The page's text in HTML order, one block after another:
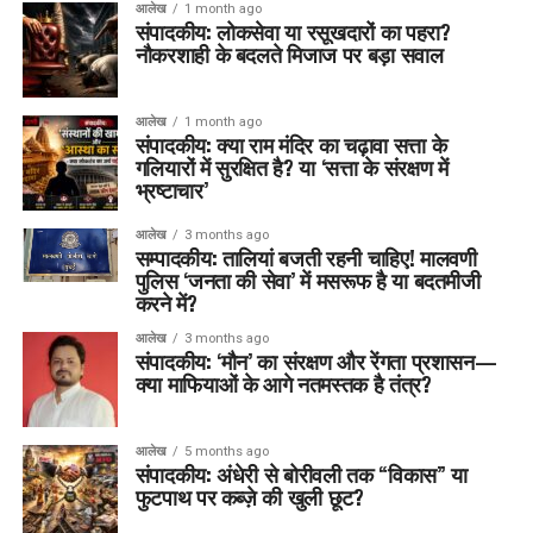
आलेख 1 month ago
संपादकीय: लोकसेवा या रसूखदारों का पहरा?
नौकरशाही के बदलते मिजाज पर बड़ा सवाल
आलेख 1 month ago
संपादकीय: क्या राम मंदिर का चढ़ावा सत्ता के
गलियारों में सुरक्षित है? या ‘सत्ता के संरक्षण में
भ्रष्टाचार’
आलेख 3 months ago
सम्पादकीय: तालियां बजती रहनी चाहिए! मालवणी
पुलिस ‘जनता की सेवा’ में मसरूफ है या बदतमीजी
करने में?
आलेख 3 months ago
संपादकीय: ‘मौन’ का संरक्षण और रेंगता प्रशासन—
क्या माफियाओं के आगे नतमस्तक है तंत्र?
आलेख 5 months ago
संपादकीय: अंधेरी से बोरीवली तक “विकास” या
फुटपाथ पर कब्ज़े की खुली छूट?